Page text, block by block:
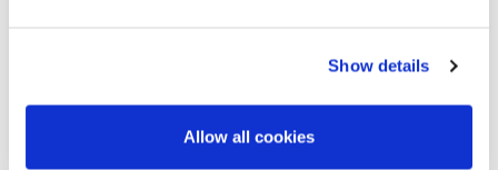
Show details
Allow all cookies
ihre spektakuläre 93 m² große Terrasse mit Panoramablick
Komfort, Eleganz und Funktionalität....